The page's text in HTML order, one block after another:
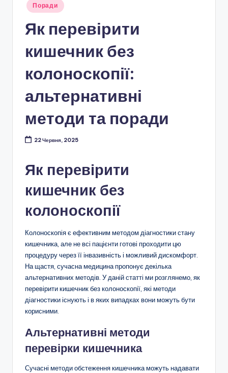
Опубліковано
Поради
Як перевірити
кишечник без
колоноскопії:
альтернативні
методи та поради
22 Червня, 2025
Як перевірити
кишечник без
колоноскопії
Колоноскопія є ефективним методом діагностики стану
кишечника, але не всі пацієнти готові проходити цю
процедуру через її інвазивність і можливий дискомфорт.
На щастя, сучасна медицина пропонує декілька
альтернативних методів. У даній статті ми розглянемо, як
перевірити кишечник без колоноскопії, які методи
діагностики існують і в яких випадках вони можуть бути
корисними.
Альтернативні методи
перевірки кишечника
Сучасні методи обстеження кишечника можуть надавати